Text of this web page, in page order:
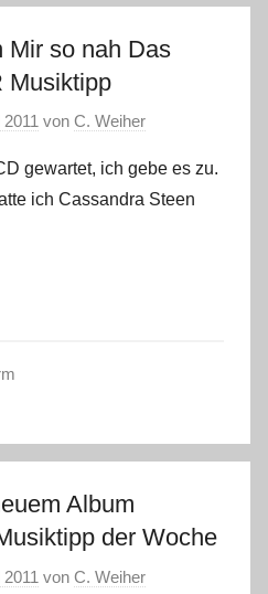
Mir so nah Das
Musiktipp
von C. Weiher
gewartet, ich gebe es zu.
ich Cassandra Steen
Album
der Woche
von C. Weiher